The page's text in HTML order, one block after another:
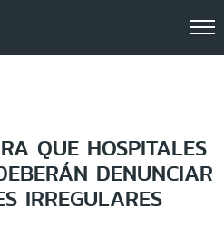
QUE HOSPITALES
DENUNCIAR
IRREGULARES